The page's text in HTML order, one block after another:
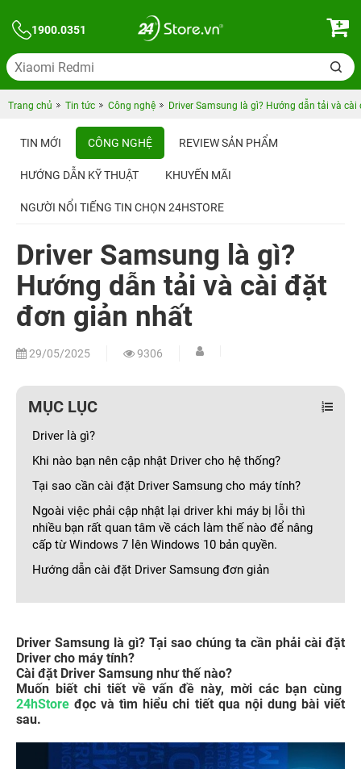
1900.0351
Trang chủ Tin tức Công nghệ Driver Samsung là gì? Hướng dẫn tải và
TIN MỚI CÔNG NGHỆ REVIEW SẢN PHẨM
HƯỚNG DẪN KỸ THUẬT KHUYẾN MÃI
NGƯỜI NỔI TIẾNG TIN CHỌN 24HSTORE
Driver Samsung là gì?
Hướng dẫn tải và cài đặt
đơn giản nhất
29/05/2025 9306
MỤC LỤC
Driver là gì?
Khi nào bạn nên cập nhật Driver cho hệ thống?
Tại sao cần cài đặt Driver Samsung cho máy tính?
Ngoài việc phải cập nhật lại driver khi máy bị lỗi thì
nhiều bạn rất quan tâm về cách làm thế nào để nâng
cấp từ Windows 7 lên Windows 10 bản quyền.
Hướng dẫn cài đặt Driver Samsung đơn giản
Driver Samsung là gì? Tại sao chúng ta cần phải cài đặt
Driver cho máy tính?
Cài đặt Driver Samsung như thế nào?
Muốn biết chi tiết về vấn đề này, mời các bạn cùng
24hStore đọc và tìm hiểu chi tiết qua nội dung bài viết
sau.